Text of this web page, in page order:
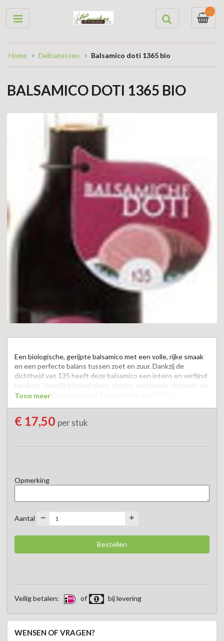
0
Home Delicatessen Balsamico doti 1365 bio
BALSAMICO DOTI 1365 BIO
Een biologische, gerijpte balsamico met een volle, rijke smaak
en een perfecte balans tussen zoet en zuur. Dankzij de
dichtheid van 135 heeft deze balsamico een intens en verfijnd
karakter. Heerlijk bij rood vlees, risotto, aardbeien, desserts en
chocolade. Vrij van karamel, kleurstoffen en GMO's.
Toon meer
€ 17,50 per stuk
Opmerking
Aantal
Veilig betalen: of bij levering
WENSEN OF VRAGEN?